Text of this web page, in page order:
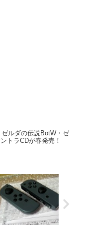
ルダの伝説BotW・ゼ
トラCDが春発売！